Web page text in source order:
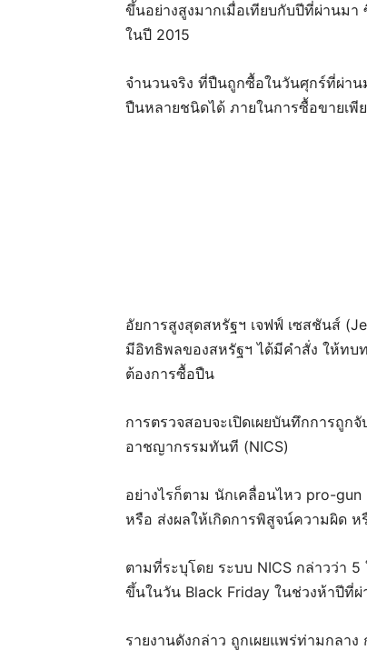
ขึ้นอย่างสูงมากเมื่อเทียบกับปีที่ผ่านมา
ในปี 2015
จำนวนจริง ที่ปืนถูกซื้อในวันศุกร์ที่ผ่า
ปืนหลายชนิดได้ ภายในการซื้อขายเพีย
อัยการสูงสุดสหรัฐฯ เจฟฟ์ เซสชันส์
มีอิทธิพลของสหรัฐฯ ได้มีคำสั่ง ให้ทบ
ต้องการซื้อปืน
การตรวจสอบจะเปิดเผยบันทึกการถู
อาชญากรรมทันที (NICS)
อย่างไรก็ตาม นักเคลื่อนไหว pro-
หรือ ส่งผลให้เกิดการพิสูจน์ความผิด
ตามที่ระบุโดย ระบบ NICS กล่าวว่า
ขึ้นในวัน Black Friday ในช่วงห้าปีที่ผ่
รายงานดังกล่าว ถูกเผยแพร่ท่ามกลา